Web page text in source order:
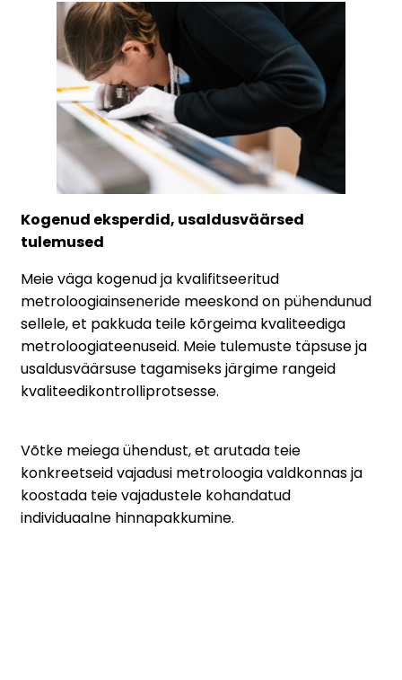
Kogenud eksperdid, usaldusväärsed
tulemused
Meie väga kogenud ja kvalifitseeritud
metroloogiainseneride meeskond on pühendunud
sellele, et pakkuda teile kõrgeima kvaliteediga
metroloogiateenuseid. Meie tulemuste täpsuse ja
usaldusväärsuse tagamiseks järgime rangeid
kvaliteedikontrolliprotsesse.
Võtke meiega ühendust, et arutada teie
konkreetseid vajadusi metroloogia valdkonnas ja
koostada teie vajadustele kohandatud
individuaalne hinnapakkumine.